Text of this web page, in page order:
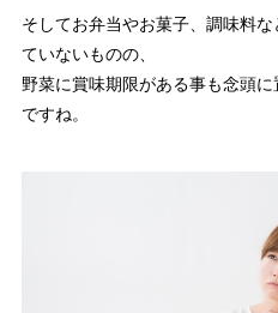
そしてお弁当やお菓子、調味料
ていないものの、
野菜に賞味期限がある事も念頭
ですね。